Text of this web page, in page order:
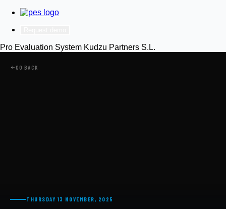
Pro Evaluation System Kudzu Partners S.L.
GO BACK
THURSDAY 13 NOVEMBER, 2025